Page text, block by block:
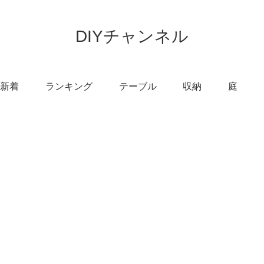
DIYチャンネル
新着 ランキング テーブル 収納 庭